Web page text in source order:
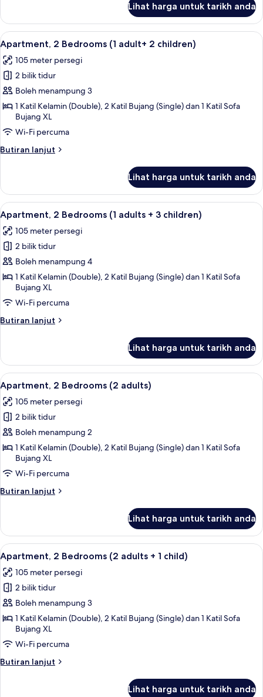
child)
2
Bedrooms
(1
adult
+
child)
Lihat harga untuk tarikh anda
Lihat
semua
foto
untuk
Apartment,
2
Bedrooms
(1
adult+
2 bilik tidur, peti besi dalam bilik,
11
Apartment, 2 Bedrooms (1 adult+ 2 children)
105 meter persegi
2 bilik tidur
Boleh menampung 3
1 Katil Kelamin (Double), 2 Katil Bujang (Single) dan 1 Katil Sofa
Bujang XL
Wi-Fi percuma
Butiran lanjut
Butiran
2
Bedrooms
(1
adult+
2
children)
Lihat harga untuk tarikh anda
Lihat
semua
foto
untuk
Apartment,
2
Bedrooms
(1
adults
children)
2 bilik tidur, peti besi dalam bilik,
11
Apartment, 2 Bedrooms (1 adults + 3 children)
105 meter persegi
2 bilik tidur
Boleh menampung 4
1 Katil Kelamin (Double), 2 Katil Bujang (Single) dan 1 Katil Sofa
Bujang XL
Wi-Fi percuma
Butiran lanjut
Butiran
2
Bedrooms
(1
adults
+
3
children)
Lihat harga untuk tarikh anda
Lihat
semua
foto
untuk
Apartment,
2
Bedrooms
(2
adults)
2 bilik tidur, peti besi dalam bilik,
11
Apartment, 2 Bedrooms (2 adults)
105 meter persegi
2 bilik tidur
Boleh menampung 2
1 Katil Kelamin (Double), 2 Katil Bujang (Single) dan 1 Katil Sofa
Bujang XL
Wi-Fi percuma
Butiran lanjut
Butiran
2
Bedrooms
(2
adults)
Lihat harga untuk tarikh anda
Lihat
semua
foto
untuk
Apartment,
2
Bedrooms
(2
adults
2 bilik tidur, peti besi dalam bilik,
11
Apartment, 2 Bedrooms (2 adults + 1 child)
105 meter persegi
2 bilik tidur
Boleh menampung 3
1 Katil Kelamin (Double), 2 Katil Bujang (Single) dan 1 Katil Sofa
Bujang XL
Wi-Fi percuma
Butiran lanjut
Butiran
Lihat harga untuk tarikh anda